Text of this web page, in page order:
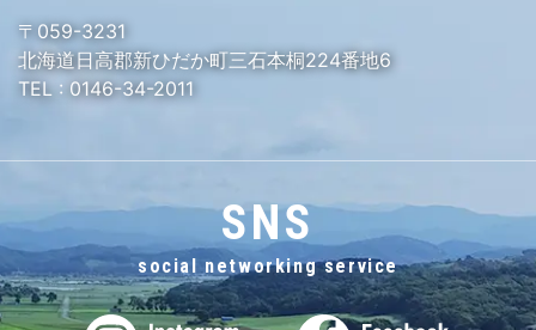
〒059-3231
北海道日高郡新ひだか町三石本桐224番地6
TEL : 0146-34-2011
SNS
social networking service